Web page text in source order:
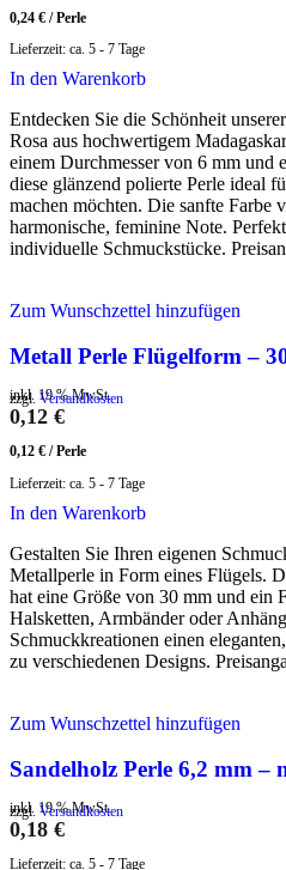
0,24 € /Perle
Lieferzeit: ca. 5 - 7 Tage
In den Warenkorb
Entdecken Sie die Schönheit
Rosa aus hochwertigem
einem Durchmesser von 6 mm und
diese glänzend polierte Perle ideal
machen möchten. Die sanfte Farbe
harmonische, feminine Note.
individuelle Schmuckstücke.
Zum Wunschzettel hinzufügen
Metall Perle Flügelform –
inkl. 19 % MwSt.
zzgl. Versandkosten
0,12 €
0,12 € /Perle
Lieferzeit: ca. 5 - 7 Tage
In den Warenkorb
Gestalten Sie Ihren eigenen
Metallperle in Form eines Flügels.
hat eine Größe von 30 mm und ein
Halsketten, Armbänder oder
Schmuckkreationen einen
zu verschiedenen Designs.
Zum Wunschzettel hinzufügen
Sandelholz Perle 6,2 mm –
inkl. 19 % MwSt.
zzgl. Versandkosten
0,18 €
Lieferzeit: ca. 5 - 7 Tage